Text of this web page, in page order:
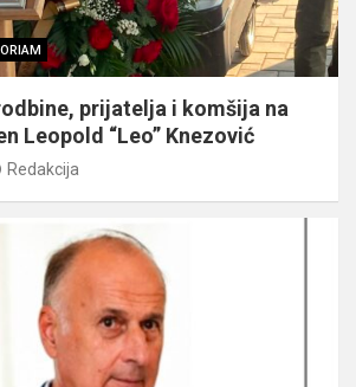
prijatelja i komšija na
Leopold “Leo” Knezović
Redakcija